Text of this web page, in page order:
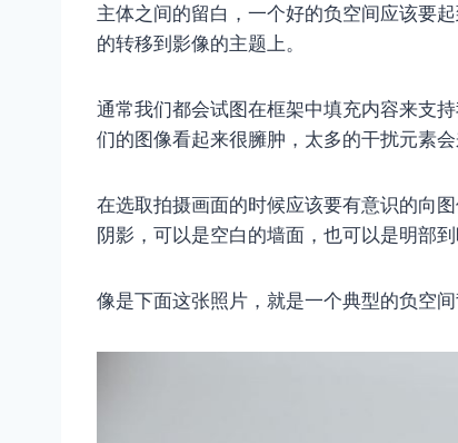
主体之间的留白，一个好的负空间应该要
的转移到影像的主题上。
通常我们都会试图在框架中填充内容来支
们的图像看起来很臃肿，太多的干扰元素会
在选取拍摄画面的时候应该要有意识的向
阴影，可以是空白的墙面，也可以是明部到
像是下面这张照片，就是一个典型的负空间